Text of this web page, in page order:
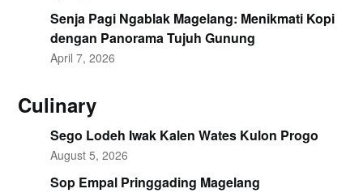
Senja Pagi Ngablak Magelang: Menikmati Kopi
dengan Panorama Tujuh Gunung
April 7, 2026
Culinary
Sego Lodeh Iwak Kalen Wates Kulon Progo
August 5, 2026
Sop Empal Pringgading Magelang